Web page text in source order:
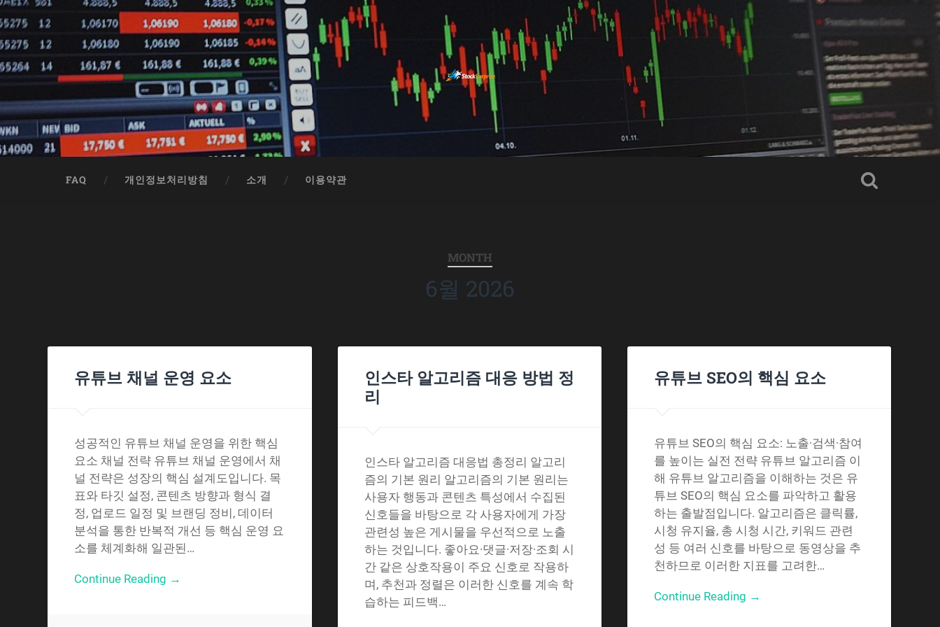
FAQ 개인정보처리방침 소개 이용약관
MONTH
6월 2026
유튜브 채널 운영 요소
성공적인 유튜브 채널 운영을 위한 핵심
요소 채널 전략 유튜브 채널 운영에서 채
널 전략은 성장의 핵심 설계도입니다. 목
표와 타깃 설정, 콘텐츠 방향과 형식 결
정, 업로드 일정 및 브랜딩 정비, 데이터
분석을 통한 반복적 개선 등 핵심 운영 요
소를 체계화해 일관된…
Continue Reading →
인스타 알고리즘 대응 방법 정
리
인스타 알고리즘 대응법 총정리 알고리
즘의 기본 원리 알고리즘의 기본 원리는
사용자 행동과 콘텐츠 특성에서 수집된
신호들을 바탕으로 각 사용자에게 가장
관련성 높은 게시물을 우선적으로 노출
하는 것입니다. 좋아요·댓글·저장·조회 시
간 같은 상호작용이 주요 신호로 작용하
며, 추천과 정렬은 이러한 신호를 계속 학
습하는 피드백…
유튜브 SEO의 핵심 요소
유튜브 SEO의 핵심 요소: 노출·검색·참여
를 높이는 실전 전략 유튜브 알고리즘 이
해 유튜브 알고리즘을 이해하는 것은 유
튜브 SEO의 핵심 요소를 파악하고 활용
하는 출발점입니다. 알고리즘은 클릭률,
시청 유지율, 총 시청 시간, 키워드 관련
성 등 여러 신호를 바탕으로 동영상을 추
천하므로 이러한 지표를 고려한…
Continue Reading →